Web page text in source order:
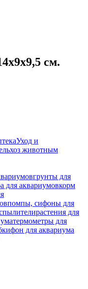
см.
Уход и
животным
грунты для
для аквариумовкорм
помпы, сифоны для
растения для
термометры для
фон для аквариума